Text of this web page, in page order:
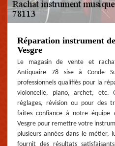
Réparation instrument
Vesgre
Le magasin de vente et
Antiquaire 78 sise à Conde
professionnels qualifiés pour la
violoncelle, piano, archet, etc.
réglages, révision ou pour des
faites confiance à notre équipe
Vesgre pour remettre votre
plusieurs années dans le métier,
fournit des résultats